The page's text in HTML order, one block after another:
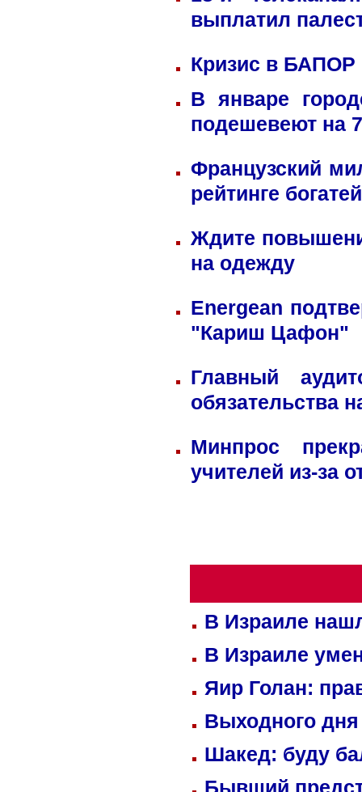
выплатил
Кризис в БАПОР
В январе
подешевеют на
Французский
рейтинге
Ждите
на одежду
Energean
"Кариш Цафон"
Главный
обязательства
Минпрос
учителей из-за
В Израиле
В Израиле
Яир Голан:
Выходного
Шакед: буду